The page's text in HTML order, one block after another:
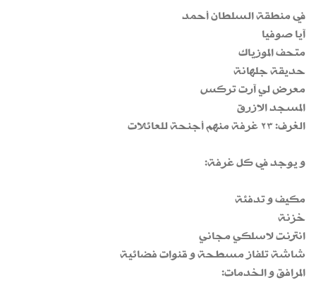
في منطقة السلطان أحمد
آيا صوفيا
متحف الموزياك
حديقة جلهانة
معرض لي آرت تركس
المسجد الازرق
الغرف: ٢٣ غرفة منهم أجنحة للعائلات
و يوجد في كل غرفة:
مكيف و تدفئة
خزنة
انترنت لاسلكي مجاني
شاشة تلفاز مسطحة و قنوات فضائية
المرافق و الخدمات: